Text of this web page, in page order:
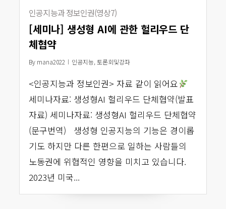
인공지능과 정보인권(영상7)
[세미나] 생성형 AI에 관한 헐리우드 단
체협약
By mana2022 인공지능, 토론회및강좌
<인공지능과 정보인권> 자료 같이 읽어요
세미나자료: 생성형AI 헐리우드 단체협약(발표
자료) 세미나자료: 생성형AI 헐리우드 단체협약
(문구번역) 생성형 인공지능의 기능은 경이롭
기도 하지만 다른 한편으로 일하는 사람들의
노동권에 위협적인 영향을 미치고 있습니다.
2023년 미국...